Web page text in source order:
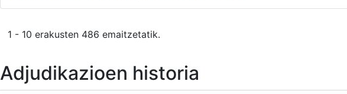
1 - 10 erakusten 486 emaitzetatik.
Adjudikazioen historia